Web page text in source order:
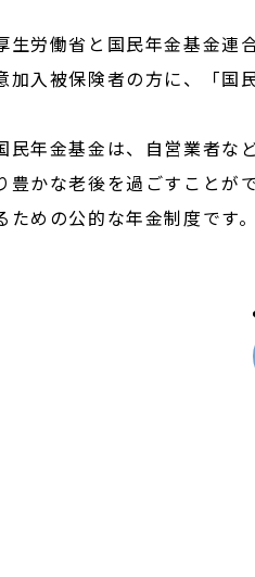
生労働省と国民年金基金連
加入被保険者の方に、「国
民年金基金は、自営業者な
豊かな老後を過ごすことが
ための公的な年金制度です。